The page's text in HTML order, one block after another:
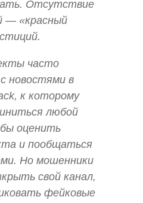
Отсутствие
— «красный
часто
новостями в
к которому
любой
оценить
и пообщаться
Но мошенники
свой канал,
фейковые